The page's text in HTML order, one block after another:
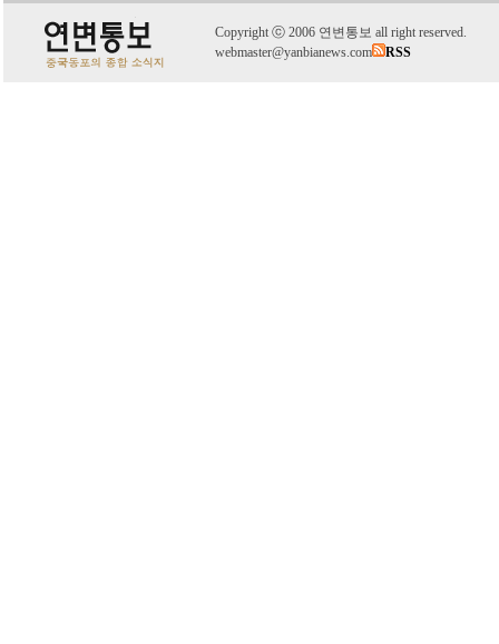
Copyright ⓒ 2006 연변통보 all right reserved.
webmaster@yanbianews.com
RSS